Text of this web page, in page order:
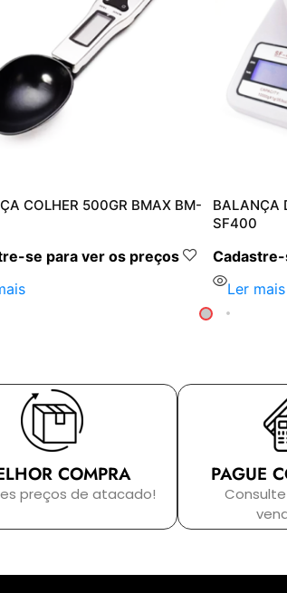
COLHER 500GR BMAX BM-
se para ver os preços
BALANÇA
SF400
Ler mais
COMPRA
preços de atacado!
PAGUE